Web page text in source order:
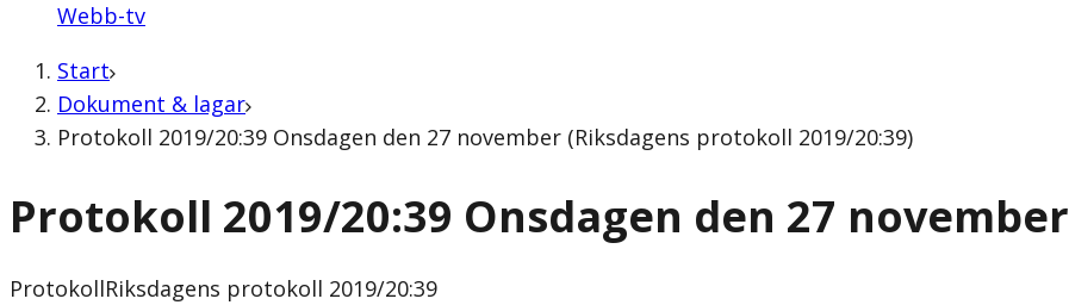
Webb-tv
Start
Dokument & lagar
Protokoll 2019/20:39 Onsdagen den 27 november (Riksdagens protokoll 2019/20:39)
Protokoll 2019/20:39 Onsdagen den 27 november
ProtokollRiksdagens protokoll 2019/20:39